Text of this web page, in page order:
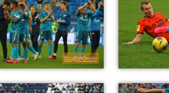
подробнее